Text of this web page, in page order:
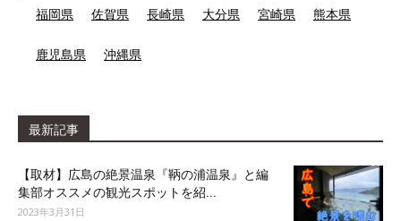
福岡県 佐賀県 長崎県 大分県 宮崎県 熊本県
鹿児島県 沖縄県
最新記事
【取材】広島の絶景温泉『鞆の浦温泉』と編
集部オススメの観光スポットを紹...
2023年3月31日